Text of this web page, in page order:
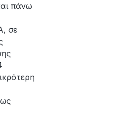
πάνω
σε